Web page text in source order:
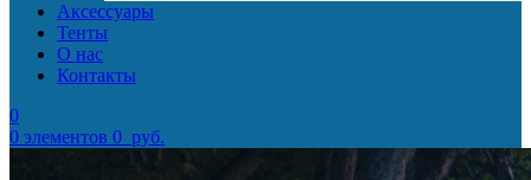
Аксессуары
Тенты
О нас
Контакты
0
0 элементов 0 руб.